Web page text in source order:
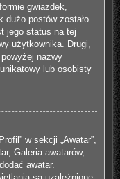
gwiazdek,
dużo postów zostało
jego status na tej
użytkownika. Drugi,
nazwy
lub osobisty
w sekcji „Awatar”,
Galeria awatarów,
awatar.